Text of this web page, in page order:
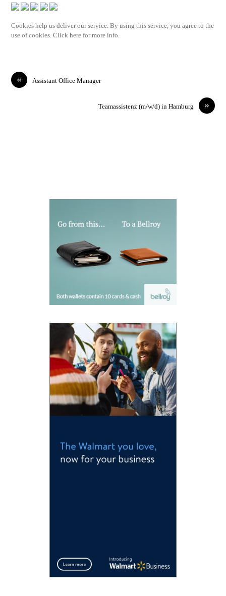
Cookies help us deliver our service. By using this service, you agree to the
use of cookies. Click here for more info.
« Assistant Office Manager
»
Teamassistenz (m/w/d) in Hamburg